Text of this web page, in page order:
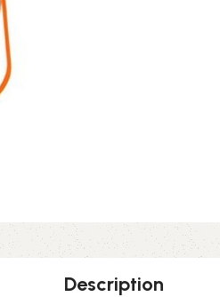
Description